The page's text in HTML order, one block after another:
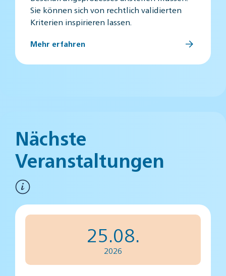
Sie können sich von rechtlich validierten
Kriterien inspirieren lassen.
Mehr erfahren
Nächste
Veranstaltungen
25.08.
2026